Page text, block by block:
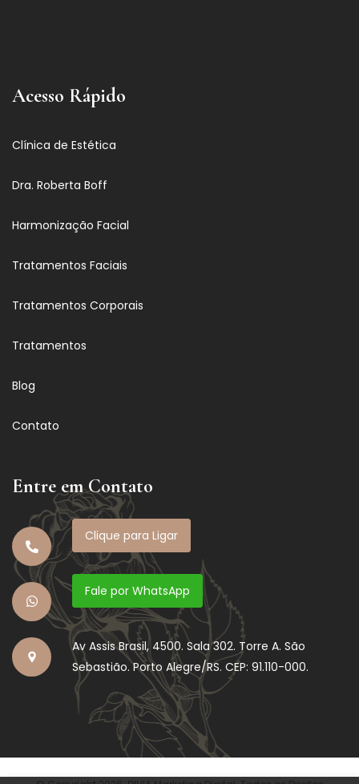
Acesso Rápido
Clínica de Estética
Dra. Roberta Boff
Harmonização Facial
Tratamentos Faciais
Tratamentos Corporais
Tratamentos
Blog
Contato
Entre em Contato
Clique para Ligar
Fale por WhatsApp
Av Assis Brasil, 4500. Sala 302. Torre A. São
Sebastião. Porto Alegre/RS. CEP: 91.110-000.